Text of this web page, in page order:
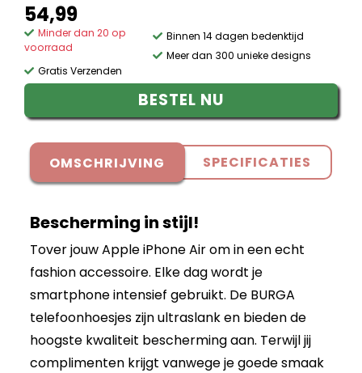
54,99
Minder dan 20 op
voorraad
Gratis Verzenden
Binnen 14 dagen bedenktijd
Meer dan 300 unieke designs
BESTEL NU
OMSCHRIJVING SPECIFICATIES
Bescherming in stijl!
Tover jouw Apple iPhone Air om in een echt
fashion accessoire. Elke dag wordt je
smartphone intensief gebruikt. De BURGA
telefoonhoesjes zijn ultraslank en bieden de
hoogste kwaliteit bescherming aan. Terwijl jij
complimenten krijgt vanwege je goede smaak